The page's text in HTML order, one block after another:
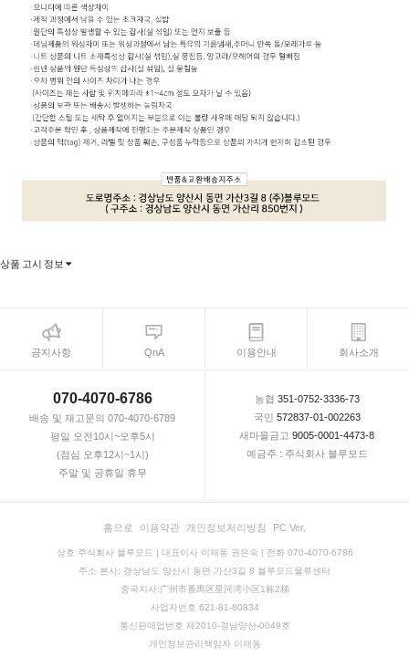
상품 고시 정보
공지사항 QnA 이용안내 회사소개
070-4070-6786
배송 및 재고문의 070-4070-6789
평일 오전10시~오후5시
(점심 오후12시~1시)
주말 및 공휴일 휴무
농협 351-0752-3336-73
국민 572837-01-002263
새마을금고 9005-0001-4473-8
예금주 : 주식회사 블루모드
홈으로 이용약관 개인정보처리방침 PC Ver.
상호 주식회사 블루모드 | 대표이사 이재동 권은숙 | 전화 070-4070-6786
주소 본사: 경상남도 양산시 동면 가산3길 8 블루모드물류센터
중국지사:广州市番禺区星河湾小区1栋2梯
사업자번호 621-81-80834
통신판매업번호 제2010-경남양산-0049호
개인정보관리책임자 이재동